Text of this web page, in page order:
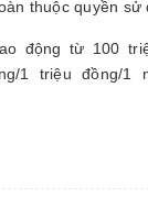
thuộc quyền sử
động từ 100
1 triệu đồng/1